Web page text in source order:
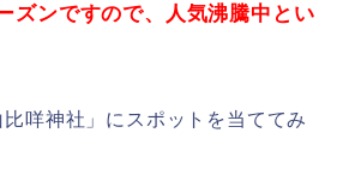
ズンですので、人気沸騰中とい
咩神社」にスポットを当ててみ